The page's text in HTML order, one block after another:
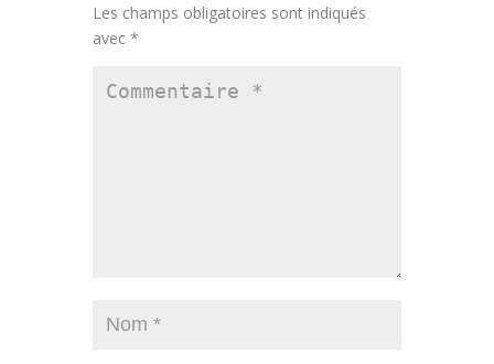
Les champs obligatoires sont indiqués
avec *